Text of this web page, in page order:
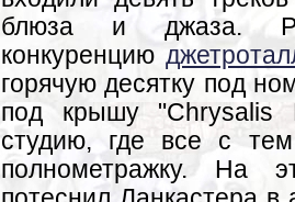
блюза и джаза.
конкуренцию
горячую десятку под
под крышу "Chrysalis
студию, где все с
полнометражку. На